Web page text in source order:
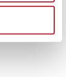
DETTAGLI